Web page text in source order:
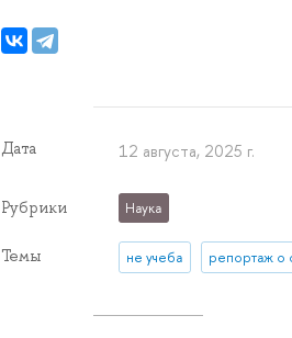
Дата 12 августа, 2025 г.
Рубрики Наука
Темы не учеба репортаж о